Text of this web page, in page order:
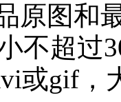
原图和
不超过
或gif，